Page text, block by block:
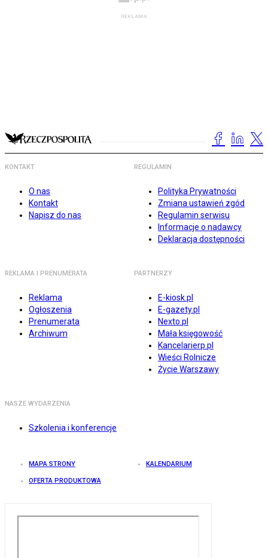
KONTAKT
O nas
Kontakt
Napisz do nas
REGULAMIN
Polityka Prywatności
Zmiana ustawień zgód
Regulamin serwisu
Informacje o nadawcy
Deklaracja dostępności
REKLAMA I PRENUMERATA
Reklama
Ogłoszenia
Prenumerata
Archiwum
PARTNERZY
E-kiosk.pl
E-gazety.pl
Nexto.pl
Mała księgowość
Kancelarierp.pl
Wieści Rolnicze
Życie Warszawy
NASZE WYDARZENIA
Szkolenia i konferencje
MAPA STRONY KALENDARIUM
OFERTA PRODUKTOWA